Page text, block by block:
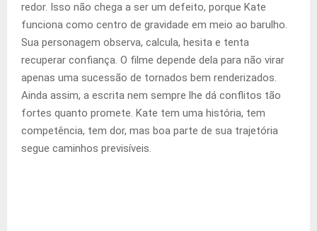
redor. Isso não chega a ser um defeito, porque Kate
funciona como centro de gravidade em meio ao barulho.
Sua personagem observa, calcula, hesita e tenta
recuperar confiança. O filme depende dela para não virar
apenas uma sucessão de tornados bem renderizados.
Ainda assim, a escrita nem sempre lhe dá conflitos tão
fortes quanto promete. Kate tem uma história, tem
competência, tem dor, mas boa parte de sua trajetória
segue caminhos previsíveis.